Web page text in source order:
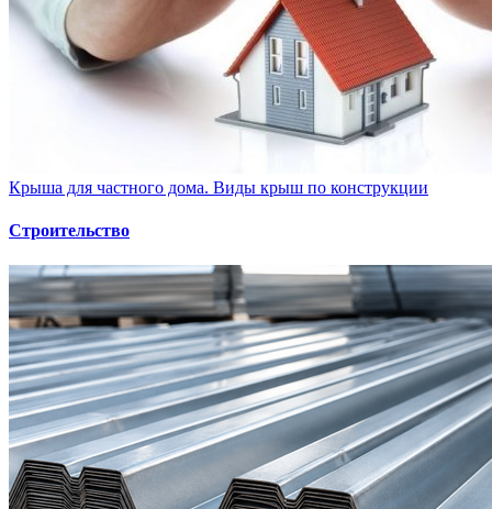
Крыша для частного дома. Виды крыш по конструкции
Строительство